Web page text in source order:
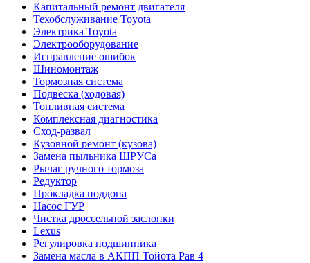
Капитальный ремонт двигателя
Техобслуживание Toyota
Электрика Toyota
Электрооборудование
Исправление ошибок
Шиномонтаж
Тормозная система
Подвеска (ходовая)
Топливная система
Комплексная диагностика
Сход-развал
Кузовной ремонт (кузова)
Замена пыльника ШРУСа
Рычаг ручного тормоза
Редуктор
Прокладка поддона
Насос ГУР
Чистка дроссельной заслонки
Lexus
Регулировка подшипника
Замена масла в АКПП Тойота Рав 4